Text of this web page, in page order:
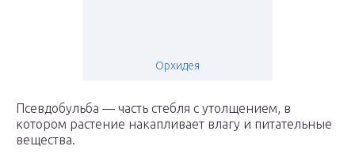
Орхидея
Псевдобульба — часть стебля с утолщением, в
котором растение накапливает влагу и питательные
вещества.